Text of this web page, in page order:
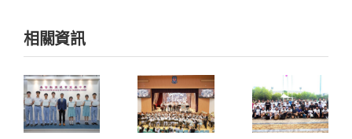
相關資訊